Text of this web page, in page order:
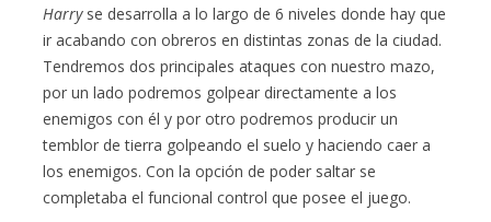
Harry se desarrolla a lo largo de 6 niveles donde hay que
ir acabando con obreros en distintas zonas de la ciudad.
Tendremos dos principales ataques con nuestro mazo,
por un lado podremos golpear directamente a los
enemigos con él y por otro podremos producir un
temblor de tierra golpeando el suelo y haciendo caer a
los enemigos. Con la opción de poder saltar se
completaba el funcional control que posee el juego.